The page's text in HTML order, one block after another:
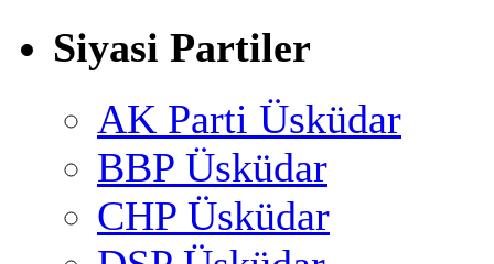
Siyasi Partiler
AK Parti Üsküdar
BBP Üsküdar
CHP Üsküdar